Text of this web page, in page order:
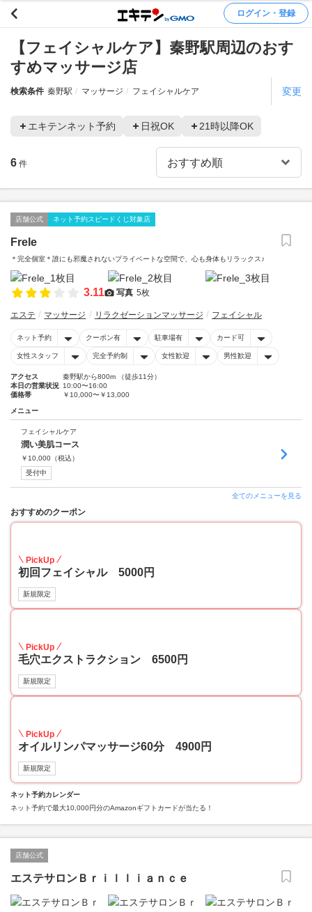
ログイン・登録
【フェイシャルケア】秦野駅周辺のおす
すめマッサージ店
検索条件 秦野駅 マッサージ フェイシャルケア 変更
エキテンネット予約 日祝OK 21時以降OK
6 件
店舗公式 ネット予約スピードくじ対象店
Frele
＊完全個室＊誰にも邪魔されないプライベートな空間で、心も身体もリラックス♪
3.11 写真 5枚
エステ マッサージ リラクゼーションマッサージ フェイシャル
ネット予約 クーポン有 駐車場有 カード可
女性スタッフ 完全予約制 女性歓迎 男性歓迎
アクセス
秦野駅から800m （徒歩11分）
本日の営業状況 10:00〜16:00
価格帯
￥10,000〜￥13,000
メニュー
フェイシャルケア
潤い美肌コース
￥ 10,000 （税込）
受付中
全てのメニューを見る
おすすめのクーポン
PickUp
初回フェイシャル 5000円
新規限定
PickUp
毛穴エクストラクション 6500円
新規限定
PickUp
オイルリンパマッサージ60分 4900円
新規限定
ネット予約カレンダー
ネット予約で最大10,000円分のAmazonギフトカードが当たる！
店舗公式
エステサロンＢｒｉｌｌｉａｎｃｅ